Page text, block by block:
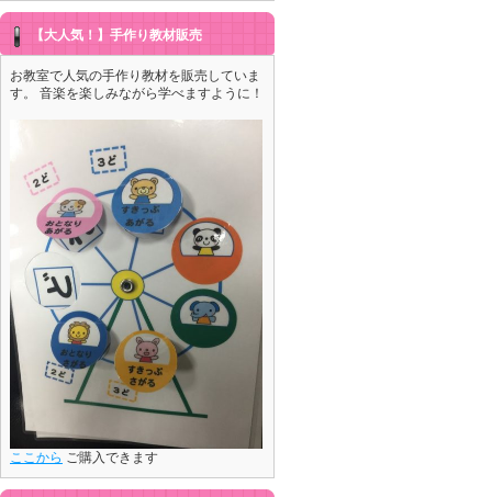
【大人気！】手作り教材販売
お教室で人気の手作り教材を販売していま
す。 音楽を楽しみながら学べますように！
ここから ご購入できます